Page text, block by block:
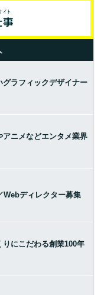
ラフィックデザイナー
アニメなどエンタメ業界
Webディレクター募集
りにこだわる創業100年